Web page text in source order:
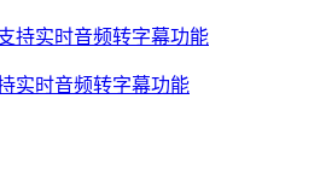
实时音频转字幕功能